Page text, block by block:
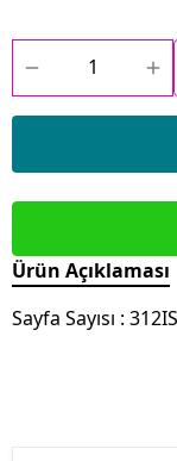
Ürün Açıklaması
Sayfa Sayısı :